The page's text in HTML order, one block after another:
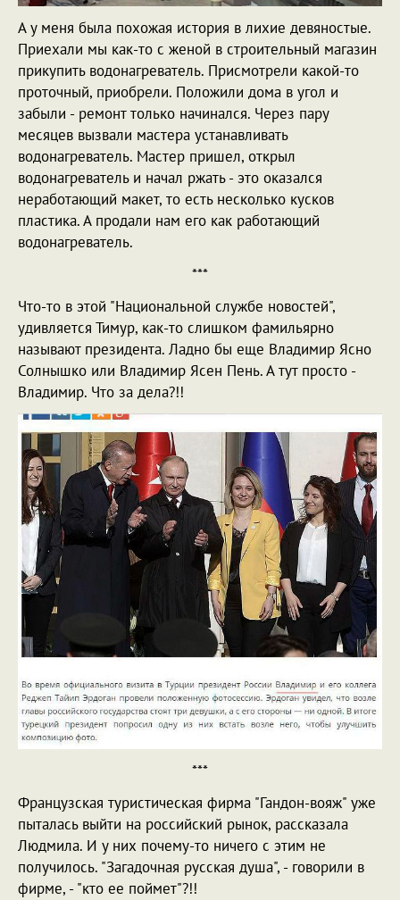
А у меня была похожая история в лихие девяностые.
Приехали мы как-то с женой в строительный магазин
прикупить водонагреватель. Присмотрели какой-то
проточный, приобрели. Положили дома в угол и
забыли - ремонт только начинался. Через пару
месяцев вызвали мастера устанавливать
водонагреватель. Мастер пришел, открыл
водонагреватель и начал ржать - это оказался
неработающий макет, то есть несколько кусков
пластика. А продали нам его как работающий
водонагреватель.
***
Что-то в этой "Национальной службе новостей",
удивляется Тимур, как-то слишком фамильярно
называют президента. Ладно бы еще Владимир Ясно
Солнышко или Владимир Ясен Пень. А тут просто -
Владимир. Что за дела?!!
***
Французская туристическая фирма "Гандон-вояж" уже
пыталась выйти на российский рынок, рассказала
Людмила. И у них почему-то ничего с этим не
получилось. "Загадочная русская душа", - говорили в
фирме, - "кто ее поймет"?!!